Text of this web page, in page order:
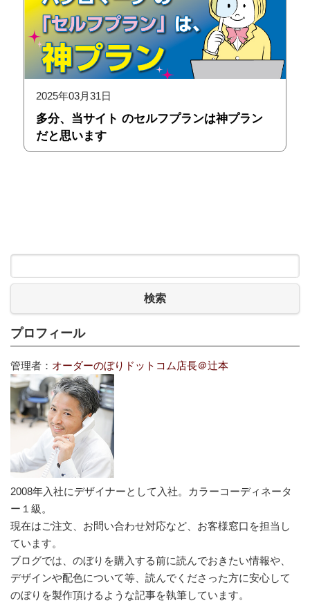
2025年03月31日
多分、当サイト のセルフプランは神プラン
だと思います
検索
プロフィール
管理者： オーダーのぼりドットコム店長＠辻本
2008年入社にデザイナーとして入社。カラーコーディネータ
ー１級。
現在はご注文、お問い合わせ対応など、お客様窓口を担当し
ています。
ブログでは、のぼりを購入する前に読んでおきたい情報や、
デザインや配色について等、読んでくださった方に安心して
のぼりを製作頂けるような記事を執筆しています。